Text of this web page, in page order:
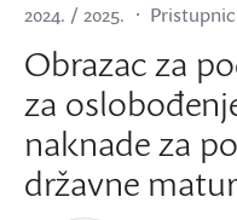
2024. / 2025.
Obrazac za
za
naknade za
državne